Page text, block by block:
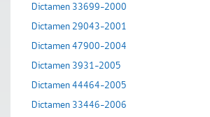
Dictamen 33699-2000
Dictamen 29043-2001
Dictamen 47900-2004
Dictamen 3931-2005
Dictamen 44464-2005
Dictamen 33446-2006